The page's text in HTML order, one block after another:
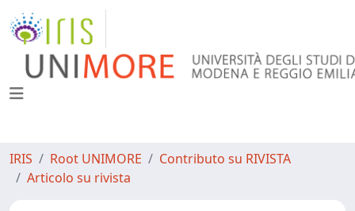
IRIS Root UNIMORE
Contributo su RIVISTA
Articolo su rivista